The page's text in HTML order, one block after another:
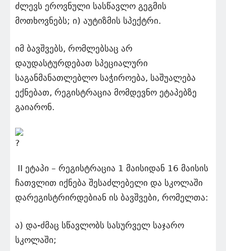
ძლევს ეროვნული სასწავლო გეგმის
მოთხოვნებს; ი) აუტიზმის სპექტრი.
იმ ბავშვებს, რომლებსაც არ
დაუდასტურდებათ სპეციალური
საგანმანათლებლო საჭიროება, საშუალება
ექნებათ, რეგისტრაცია მომდევნო ეტაპებზე
გაიარონ.
II ეტაპი – რეგისტრაცია 1 მაისიდან 16 მაისის
ჩათვლით იქნება შესაძლებელი და სკოლაში
დარეგისტრირდებიან ის ბავშვები, რომელთა:
ა) და-ძმაც სწავლობს სასურველ საჯარო
სკოლაში;